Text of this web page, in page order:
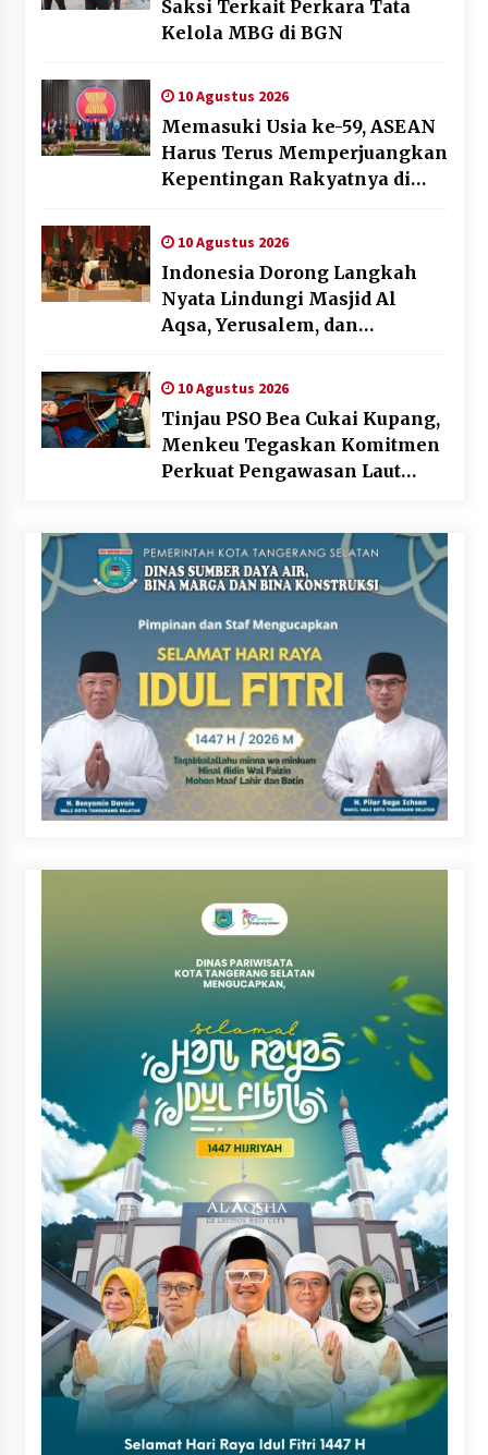
Saksi Terkait Perkara Tata
Kelola MBG di BGN
10 Agustus 2026
Memasuki Usia ke-59, ASEAN
Harus Terus Memperjuangkan
Kepentingan Rakyatnya di
10 Agustus 2026
Indonesia Dorong Langkah
Nyata Lindungi Masjid Al
Aqsa, Yerusalem, dan
10 Agustus 2026
Tinjau PSO Bea Cukai Kupang,
Menkeu Tegaskan Komitmen
Perkuat Pengawasan Laut